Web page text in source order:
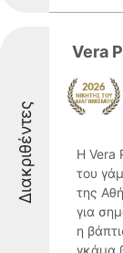
Διακριθέντες
Vera
Η Vera
του
της
για
η
γκάμα